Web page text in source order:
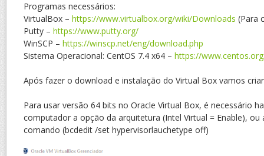
Programas necessários:
VirtualBox – https://www.virtualbox.org/wiki/Downloads (Para
Putty – https://www.putty.org/
WinSCP – https://winscp.net/eng/download.php
Sistema Operacional: CentOS 7.4 x64 – https://
Após fazer o download e instalação do Virtual Box vamos
Para usar versão 64 bits no Oracle Virtual Box, é necessário
computador a opção da arquitetura (Intel Virtual = Enable),
comando (bcdedit /set hypervisorlauchetype off)